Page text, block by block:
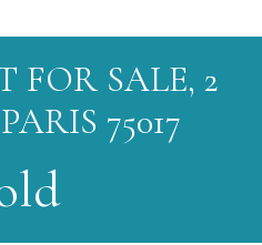
FOR SALE, 2
75017